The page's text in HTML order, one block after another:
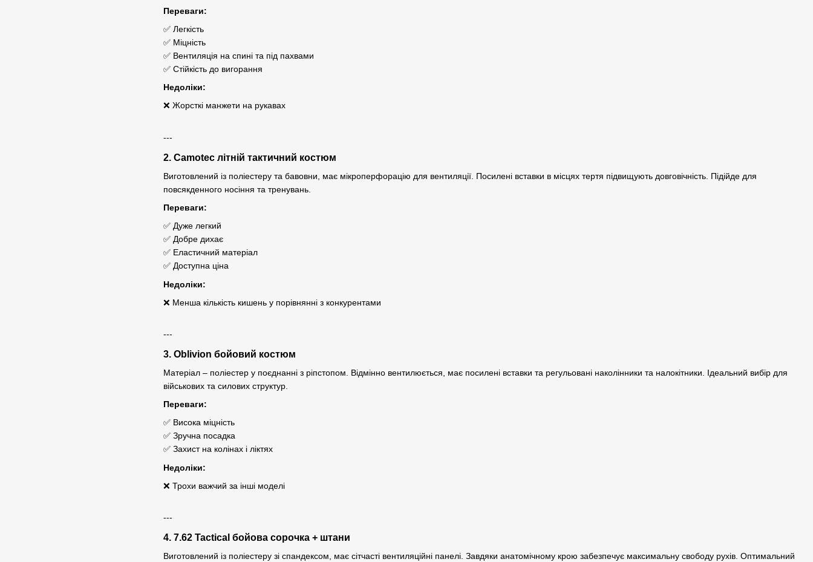
Переваги:
✅ Легкість
✅ Міцність
✅ Вентиляція на спині та під пахвами
✅ Стійкість до вигорання
Недоліки:
❌ Жорсткі манжети на рукавах
---
2. Camotec літній тактичний костюм
Виготовлений із поліестеру та бавовни, має мікроперфорацію для вентиляції. Посилені вставки в місцях тертя підвищують довговічність. Підійде для
повсякденного носіння та тренувань.
Переваги:
✅ Дуже легкий
✅ Добре дихає
✅ Еластичний матеріал
✅ Доступна ціна
Недоліки:
❌ Менша кількість кишень у порівнянні з конкурентами
---
3. Oblivion бойовий костюм
Матеріал – поліестер у поєднанні з ріпстопом. Відмінно вентилюється, має посилені вставки та регульовані наколінники та налокітники. Ідеальний вибір для
військових та силових структур.
Переваги:
✅ Висока міцність
✅ Зручна посадка
✅ Захист на колінах і ліктях
Недоліки:
❌ Трохи важчий за інші моделі
---
4. 7.62 Tactical бойова сорочка + штани
Виготовлений із поліестеру зі спандексом, має сітчасті вентиляційні панелі. Завдяки анатомічному крою забезпечує максимальну свободу рухів. Оптимальний